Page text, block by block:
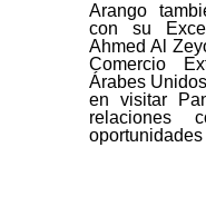
Arango
con su
Ahmed Al
Comercio
Árabes
en visitar
relaciones